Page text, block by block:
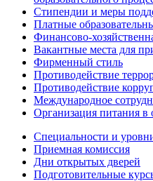
Стипендии и меры
Платные
Финансово-
Вакантные места для
Фирменный стиль
Противодействие
Противодействие
Международное
Организация питания в
Специальности и
Приемная комиссия
Дни открытых дверей
Подготовительные